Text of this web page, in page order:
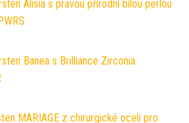
Alisia s pravou přírodní bílou perlou
Banea s Brilliance Zirconia
MARIAGE z chirurgické oceli pro